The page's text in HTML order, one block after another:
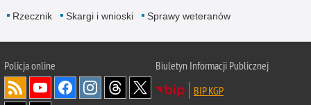
Rzecznik Skargi i wnioski Sprawy weteranów
Policjaonline
Biuletyn Informacji Publicznej
BIP KGP